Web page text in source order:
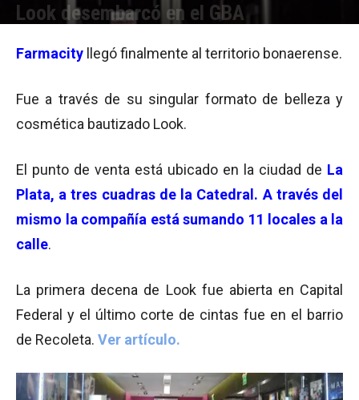
Look desembarcó en el GBA
Farmacity llegó finalmente al territorio bonaerense.
Fue a través de su singular formato de belleza y
cosmética bautizado Look.
El punto de venta está ubicado en la ciudad de La
Plata, a tres cuadras de la Catedral. A través del
mismo la compañía está sumando 11 locales a la
calle.
La primera decena de Look fue abierta en Capital
Federal y el último corte de cintas fue en el barrio
de Recoleta. Ver artículo.